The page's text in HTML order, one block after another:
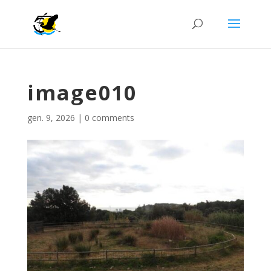
image010
gen. 9, 2026 | 0 comments